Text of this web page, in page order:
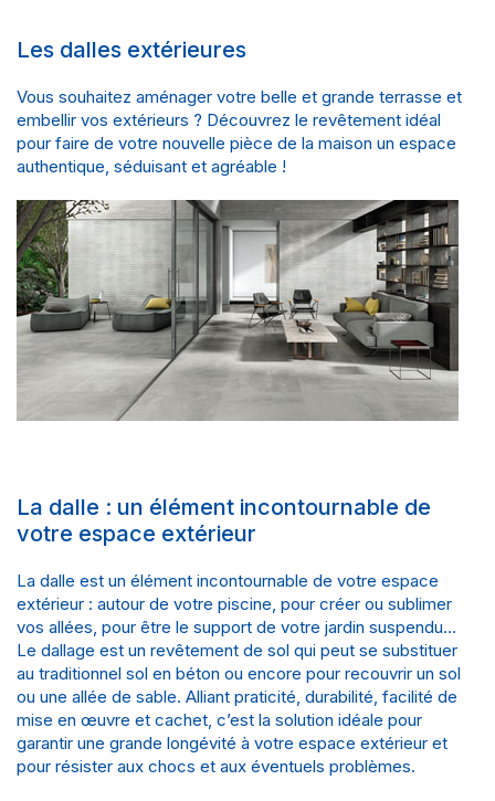
Les dalles extérieures
Vous souhaitez aménager votre belle et grande terrasse et
embellir vos extérieurs ? Découvrez le revêtement idéal
pour faire de votre nouvelle pièce de la maison un espace
authentique, séduisant et agréable !
La dalle : un élément incontournable de
votre espace extérieur
La dalle est un élément incontournable de votre espace
extérieur : autour de votre piscine, pour créer ou sublimer
vos allées, pour être le support de votre jardin suspendu…
Le dallage est un revêtement de sol qui peut se substituer
au traditionnel sol en béton ou encore pour recouvrir un sol
ou une allée de sable. Alliant praticité, durabilité, facilité de
mise en œuvre et cachet, c’est la solution idéale pour
garantir une grande longévité à votre espace extérieur et
pour résister aux chocs et aux éventuels problèmes.